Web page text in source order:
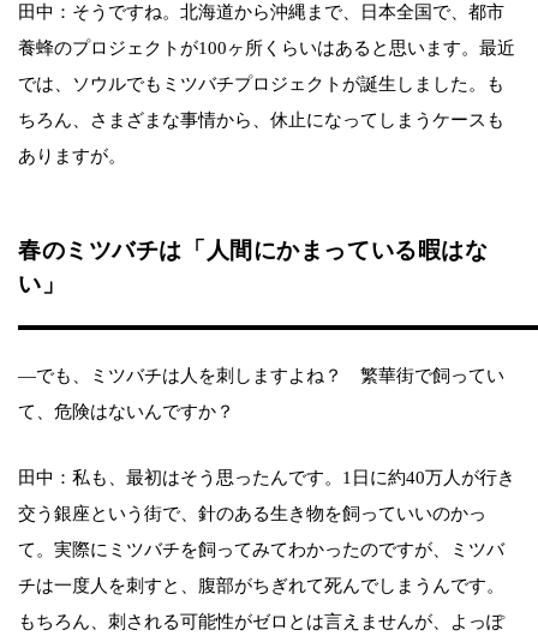
田中：そうですね。北海道から沖縄まで、日本全国で、都市
養蜂のプロジェクトが100ヶ所くらいはあると思います。最近
では、ソウルでもミツバチプロジェクトが誕生しました。も
ちろん、さまざまな事情から、休止になってしまうケースも
ありますが。
春のミツバチは「人間にかまっている暇はな
い」
―でも、ミツバチは人を刺しますよね？ 繁華街で飼ってい
て、危険はないんですか？
田中：私も、最初はそう思ったんです。1日に約40万人が行き
交う銀座という街で、針のある生き物を飼っていいのかっ
て。実際にミツバチを飼ってみてわかったのですが、ミツバ
チは一度人を刺すと、腹部がちぎれて死んでしまうんです。
もちろん、刺される可能性がゼロとは言えませんが、よっぽ